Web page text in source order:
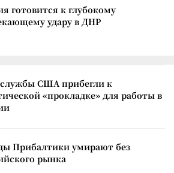
готовится к глубокому
удару в ДНР
США прибегли к
«прокладке» для работы в
Прибалтики умирают без
рынка